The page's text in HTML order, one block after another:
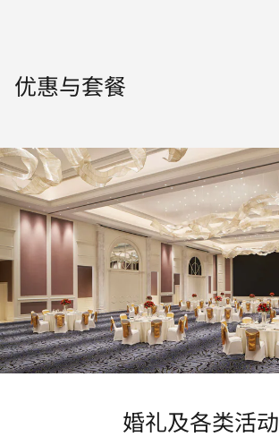
优惠与套餐
婚礼及各类活动